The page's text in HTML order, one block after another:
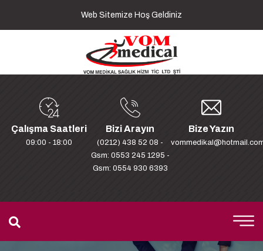
Web Sitemize Hoş Geldiniz
Çalışma Saatleri
09:00 - 18:00
Bizi Arayın
(0212) 438 52 08 -
Gsm: 0553 245 1295 -
Gsm: 0554 930 6393
Bize Yazın